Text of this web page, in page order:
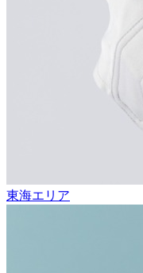
東海エリア